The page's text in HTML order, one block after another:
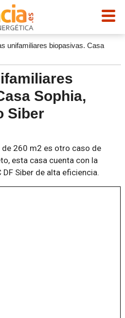
unifamiliares biopasivas. Casa
Sophia,
Siber
260 m2 es otro caso de
esta casa cuenta con la
Siber de alta eficiencia.